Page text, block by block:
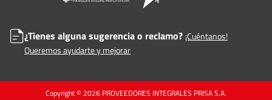
¿Tienes alguna sugerencia o reclamo? ¡Cuéntanos!
Queremos ayudarte y mejorar
Copyright © 2026 PROVEEDORES INTEGRALES PRISA S.A.